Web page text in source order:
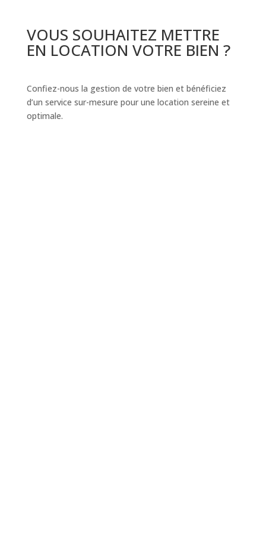
VOUS SOUHAITEZ METTRE
EN LOCATION VOTRE BIEN ?
Confiez-nous la gestion de votre bien et bénéficiez
d’un service sur-mesure pour une location sereine et
optimale.